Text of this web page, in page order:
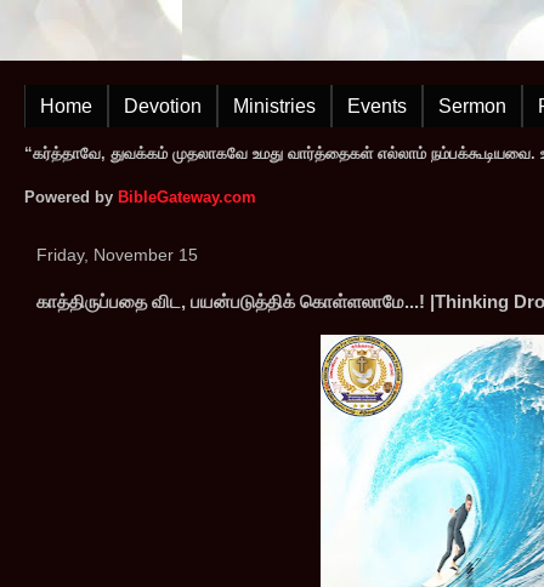
Home Devotion Ministries Events Sermon
“கர்த்தாவே, துவக்கம் முதலாகவே உமது வார்த்தைகள் எல்லாம் நம்பக்கூடியவை.
Powered by BibleGateway.com
Friday, November 15
காத்திருப்பதை விட, பயன்படுத்திக் கொள்ளலாமே...! |Thinking